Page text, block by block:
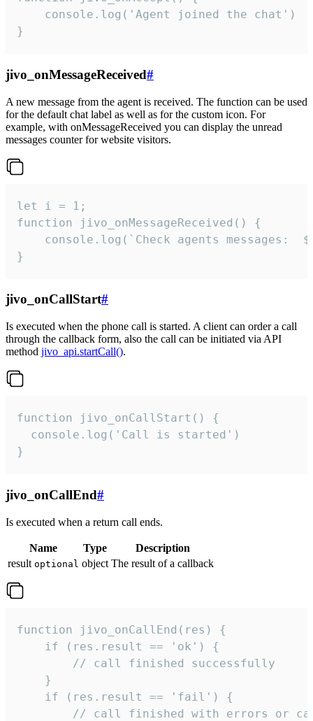
}
jivo_onMessageReceived#
A new message from the agent is received. The function can be used
for the default chat label as well as for the custom icon. For
example, with onMessageReceived you can display the unread
messages counter for website visitors.
let i = 1;
function jivo_onMessageReceived() {
}
jivo_onCallStart#
Is executed when the phone call is started. A client can order a call
through the callback form, also the call can be initiated via API
method jivo_api.startCall().
function jivo_onCallStart() {
  console.log('Call is started')
}
jivo_onCallEnd#
Is executed when a return call ends.
Name Type
Description
result optional object The result of a callback
function jivo_onCallEnd(res) {
    if (res.result == 'ok') {
        // call finished successfully
    }
    if (res.result == 'fail') {
// call finished with errors or